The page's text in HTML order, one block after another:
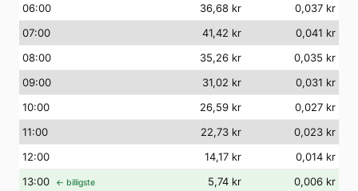
06:00 36,68 kr
0,037 kr
07:00 41,42 kr
0,041 kr
08:00 35,26 kr
0,035 kr
09:00 31,02 kr
0,031 kr
10:00 26,59 kr
0,027 kr
11:00 22,73 kr
0,023 kr
12:00 14,17 kr
0,014 kr
13:00 ← billigste 5,74 kr
0,006 kr